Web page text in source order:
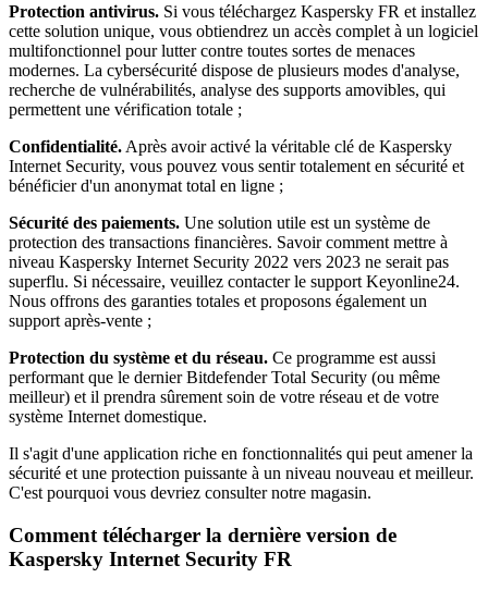
Protection antivirus. Si vous téléchargez Kaspersky FR et installez
cette solution unique, vous obtiendrez un accès complet à un logiciel
multifonctionnel pour lutter contre toutes sortes de menaces
modernes. La cybersécurité dispose de plusieurs modes d'analyse,
recherche de vulnérabilités, analyse des supports amovibles, qui
permettent une vérification totale ;
Confidentialité. Après avoir activé la véritable clé de Kaspersky
Internet Security, vous pouvez vous sentir totalement en sécurité et
bénéficier d'un anonymat total en ligne ;
Sécurité des paiements. Une solution utile est un système de
protection des transactions financières. Savoir comment mettre à
niveau Kaspersky Internet Security 2022 vers 2023 ne serait pas
superflu. Si nécessaire, veuillez contacter le support Keyonline24.
Nous offrons des garanties totales et proposons également un
support après-vente ;
Protection du système et du réseau. Ce programme est aussi
performant que le dernier Bitdefender Total Security (ou même
meilleur) et il prendra sûrement soin de votre réseau et de votre
système Internet domestique.
Il s'agit d'une application riche en fonctionnalités qui peut amener la
sécurité et une protection puissante à un niveau nouveau et meilleur.
C'est pourquoi vous devriez consulter notre magasin.
Comment télécharger la dernière version de
Kaspersky Internet Security FR